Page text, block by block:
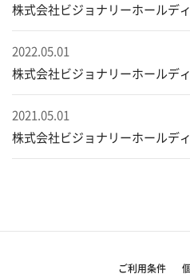
株式会社ビジョナリーホールデ
2022.05.01
株式会社ビジョナリーホールデ
2021.05.01
株式会社ビジョナリーホールデ
ご利用条件